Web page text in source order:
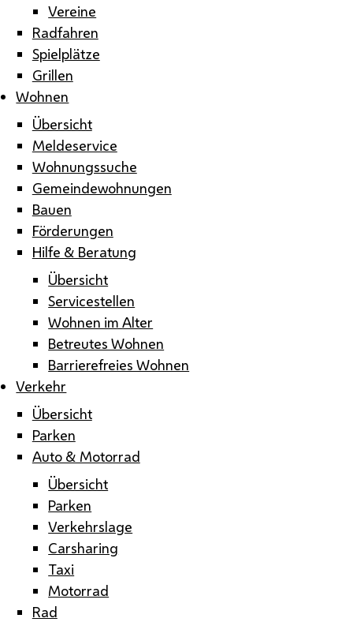
Vereine
Radfahren
Spielplätze
Grillen
Wohnen
Übersicht
Meldeservice
Wohnungssuche
Gemeindewohnungen
Bauen
Förderungen
Hilfe & Beratung
Übersicht
Servicestellen
Wohnen im Alter
Betreutes Wohnen
Barrierefreies Wohnen
Verkehr
Übersicht
Parken
Auto & Motorrad
Übersicht
Parken
Verkehrslage
Carsharing
Taxi
Motorrad
Rad